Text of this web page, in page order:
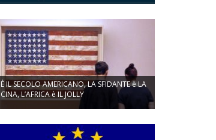
È IL SECOLO AMERICANO, LA SFIDANTE è LA
CINA, L’AFRICA è IL JOLLY